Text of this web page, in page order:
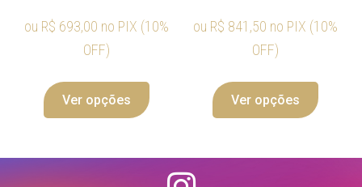
ou R$ 693,00 no PIX (10%
OFF)
Ver opções
ou R$ 841,50 no PIX (10%
OFF)
Ver opções